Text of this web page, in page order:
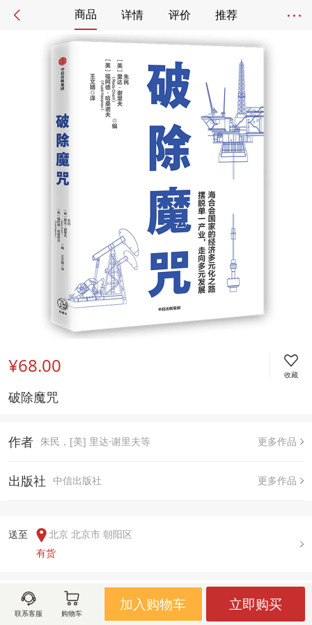
商品 详情 评价 推荐
¥68.00 收藏
破除魔咒
作者 朱民，[美] 里达·谢里夫等 更多作品
出版社 中信出版社 更多作品
送至
北京 北京市 朝阳区
有货
用户评论(
联系客服 购物车
加入购物车 立即购买